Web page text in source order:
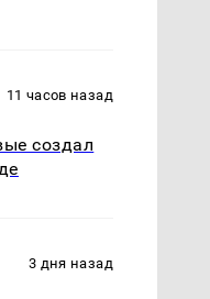
11 часов назад
создал
3 дня назад